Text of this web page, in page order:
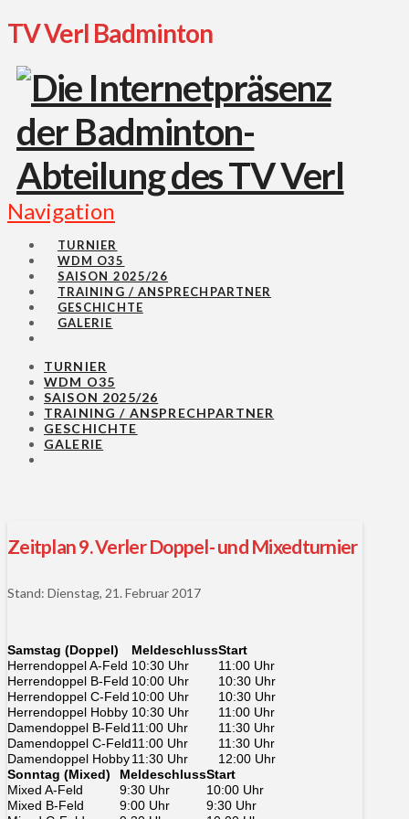
TV Verl Badminton
Navigation
TURNIER
WDM O35
SAISON 2025/26
TRAINING / ANSPRECHPARTNER
GESCHICHTE
GALERIE
TURNIER
WDM O35
SAISON 2025/26
TRAINING / ANSPRECHPARTNER
GESCHICHTE
GALERIE
Zeitplan 9. Verler Doppel- und Mixedturnier
Stand: Dienstag, 21. Februar 2017
Samstag (Doppel) MeldeschlussStart
Herrendoppel A-Feld 10:30 Uhr
11:00 Uhr
Herrendoppel B-Feld 10:00 Uhr
10:30 Uhr
Herrendoppel C-Feld 10:00 Uhr
10:30 Uhr
Herrendoppel Hobby 10:30 Uhr
11:00 Uhr
Damendoppel B-Feld11:00 Uhr
11:30 Uhr
Damendoppel C-Feld11:00 Uhr
11:30 Uhr
Damendoppel Hobby11:30 Uhr
12:00 Uhr
Sonntag (Mixed)
MeldeschlussStart
Mixed A-Feld
9:30 Uhr
10:00 Uhr
Mixed B-Feld
9:00 Uhr
9:30 Uhr